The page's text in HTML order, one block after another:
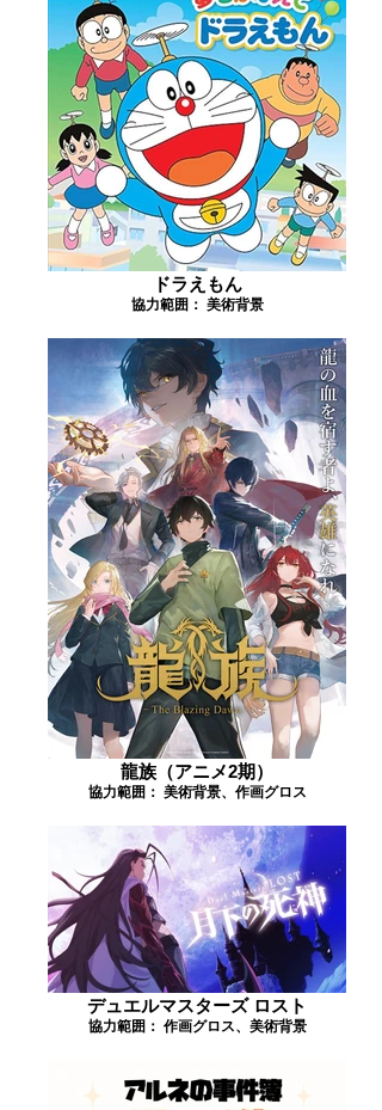
ドラえもん
協力範囲： 美術背景
龍族（アニメ2期）
協力範囲： 美術背景、作画グロス
デュエルマスターズ ロスト
協力範囲： 作画グロス、美術背景